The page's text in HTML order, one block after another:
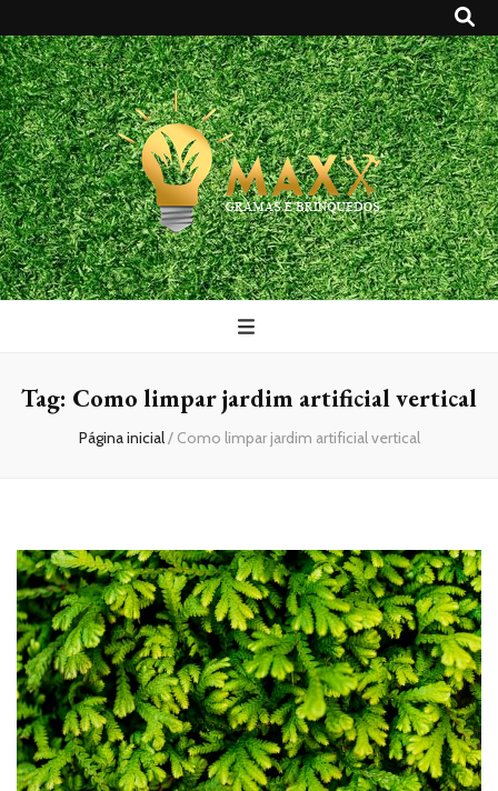
Maxx Gramas
Blog
Tag: Como limpar jardim artificial vertical
Página inicial/ Como limpar jardim artificial vertical